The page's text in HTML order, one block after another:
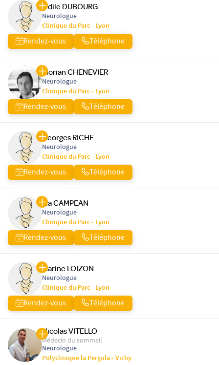
Odile DUBOURG
Neurologue
Clinique du Parc - Lyon
Rendez-vous Téléphone
Florian CHENEVIER
Neurologue
Clinique du Parc - Lyon
Rendez-vous Téléphone
Georges RICHE
Neurologue
Clinique du Parc - Lyon
Rendez-vous Téléphone
Lia CAMPEAN
Neurologue
Clinique du Parc - Lyon
Rendez-vous Téléphone
Marine LOIZON
Neurologue
Clinique du Parc - Lyon
Rendez-vous Téléphone
Nicolas VITELLO
Médecin du sommeil
Neurologue
Polyclinique la Pergola - Vichy